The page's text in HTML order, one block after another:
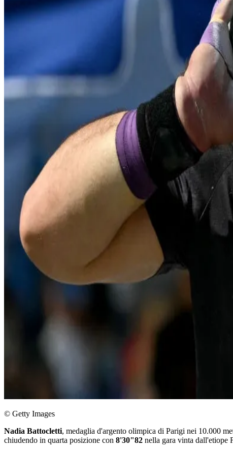
© Getty Images
Nadia Battocletti, medaglia d'argento olimpica di Parigi nei 10.000
chiudendo in quarta posizione con 8'30"82 nella gara vinta dall'etiope